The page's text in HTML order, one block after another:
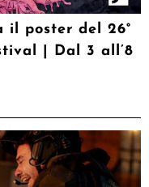
poster del 26°
| Dal 3 all’8